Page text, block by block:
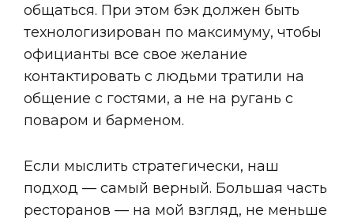
общаться. При этом бэк должен быть
технологизирован по максимуму, чтобы
официанты все свое желание
контактировать с людьми тратили на
общение с гостями, а не на ругань с
поваром и барменом.
Если мыслить стратегически, наш
подход — самый верный. Большая часть
ресторанов — на мой взгляд, не меньше